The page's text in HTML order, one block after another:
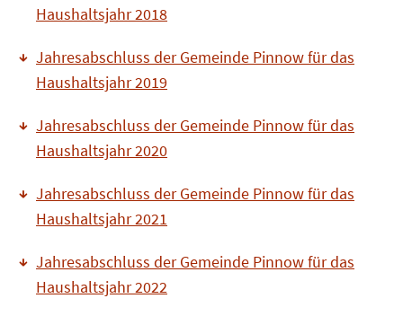
Haushaltsjahr 2018
Jahresabschluss der Gemeinde Pinnow für das
Haushaltsjahr 2019
Jahresabschluss der Gemeinde Pinnow für das
Haushaltsjahr 2020
Jahresabschluss der Gemeinde Pinnow für das
Haushaltsjahr 2021
Jahresabschluss der Gemeinde Pinnow für das
Haushaltsjahr 2022